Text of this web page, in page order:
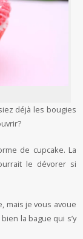
déjà les bougies
de cupcake. La
le dévorer si
mais je vous avoue
la bague qui s’y